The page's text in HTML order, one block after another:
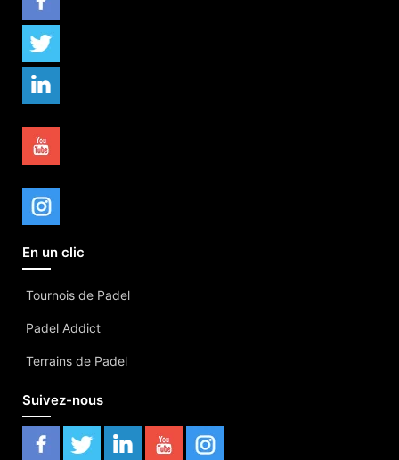
En un clic
Tournois de Padel
Padel Addict
Terrains de Padel
Suivez-nous